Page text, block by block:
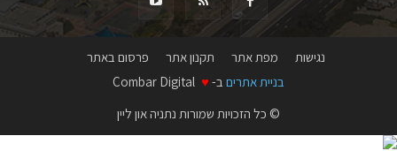
נגישות מפת אתר תקנון אתר
פרסום באתר
בניית אתרים ב- ♥
© כל הזכויות שמורות נתניה און ליין